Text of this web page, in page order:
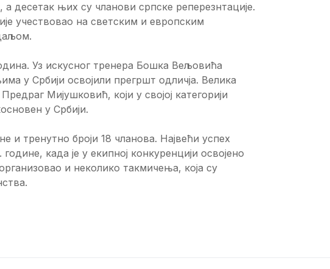
десетак њих су чланови српске реперезнтације.
учествовао на светским и европским
Уз искусног тренера Бошка Вељовића
у Србији освојили прегршт одличја. Велика
Мијушковић, који у својој категорији
у Србији.
и тренутно броји 18 чланова. Највећи успех
када је у екипној конкуренцији освојено
и неколико такмичења, која су